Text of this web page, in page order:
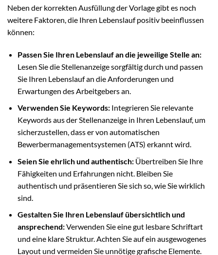
Neben der korrekten Ausfüllung der Vorlage gibt es noch
weitere Faktoren, die Ihren Lebenslauf positiv beeinflussen
können:
Passen Sie Ihren Lebenslauf an die jeweilige Stelle an:
Lesen Sie die Stellenanzeige sorgfältig durch und passen
Sie Ihren Lebenslauf an die Anforderungen und
Erwartungen des Arbeitgebers an.
Verwenden Sie Keywords:Integrieren Sie relevante
Keywords aus der Stellenanzeige in Ihren Lebenslauf, um
sicherzustellen, dass er von automatischen
Bewerbermanagementsystemen (ATS) erkannt wird.
Seien Sie ehrlich und authentisch:Übertreiben Sie Ihre
Fähigkeiten und Erfahrungen nicht. Bleiben Sie
authentisch und präsentieren Sie sich so, wie Sie wirklich
sind.
Gestalten Sie Ihren Lebenslauf übersichtlich und
ansprechend:Verwenden Sie eine gut lesbare Schriftart
und eine klare Struktur. Achten Sie auf ein ausgewogenes
Layout und vermeiden Sie unnötige grafische Elemente.